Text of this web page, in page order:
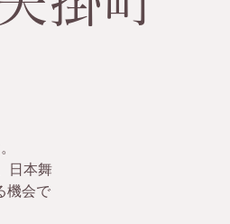
日本舞
機会で